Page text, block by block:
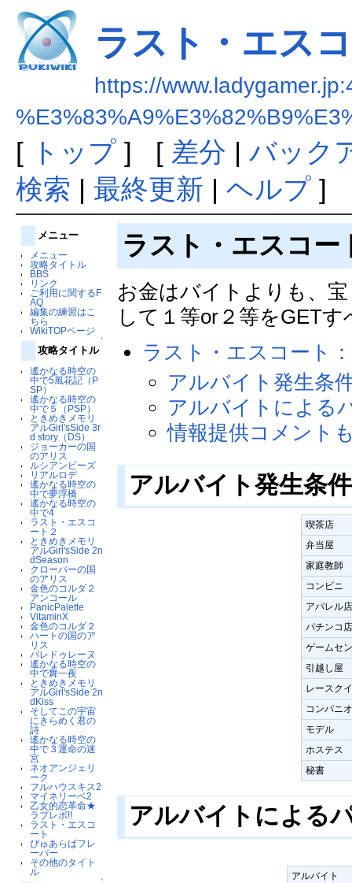
ラスト・エス
https://
[ トップ] [ 差分 | バック
検索 | 最終更新 | ヘルプ]
メニュー
メニュー
攻略タイトル
BBS
リンク
ご利用に関するF
AQ
編集の練習はこ
ちら
WikiTOPページ
↑
攻略タイトル
遙かなる時空の
中で5風花記（P
SP）
遙かなる時空の
中で５（PSP）
ときめきメモリ
アルGirl'sSide 3r
d story（DS）
ジョーカーの国
のアリス
ルシアンビーズ
リアルロデ
遙かなる時空の
中で夢浮橋
遙かなる時空の
中で4
ラスト・エスコ
ート２
ときめきメモリ
アルGirl'sSide 2n
dSeason
クローバーの国
のアリス
金色のコルダ２
アンコール
PanicPalette
VitaminX
金色のコルダ２
ハートの国のア
リス
パレドゥレーヌ
遙かなる時空の
中で舞一夜
ときめきメモリ
アルGirl'sSide 2n
dKiss
そしてこの宇宙
にきらめく君の
詩
遙かなる時空の
中で３運命の迷
宮
ネオアンジェリ
ーク
フルハウスキス2
マイネリーベ2
乙女的恋革命★
ラブレボ!!
ラスト・エスコ
ート
ぴゅあらばフレ
ーバー
その他のタイト
ル
↑
ラスト・エスコ
お金はバイトよりも、
して１等or２等をGETす
ラスト・エスコート
アルバイト発生条
アルバイトによる
情報提供コメント
アルバイト発生条
喫茶店
弁当屋
家庭教師
コンビニ
アパレル店
パチンコ店
ゲームセ
引越し屋
レースク
コンパニ
モデル
ホステス
秘書
アルバイトによる
アルバイト